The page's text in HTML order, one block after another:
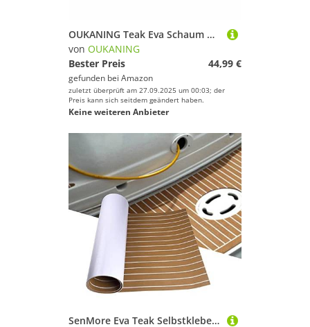
OUKANING Teak Eva Schaum Deckbeschläge, 240x90cm (35.4" X 94.5") Selbstklebend Bodenbelag für Boot Rutschfester Teppich Matte Bodenmatte für Yacht Teakholz-Deck Fußboden (Blau)
von OUKANING
Bester Preis
44,99 €
gefunden bei Amazon
zuletzt überprüft am 27.09.2025 um 00:03; der
Preis kann sich seitdem geändert haben.
Keine weiteren Anbieter
SenMore Eva Teak Selbstklebender Schaumboot Yachtboden rutschfeste Matte Marine Deckbeschläge für Boote Yacht Marine Teppich mit Selbstklebender Rückseite,240x90cm